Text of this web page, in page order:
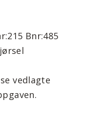
Bnr:485
vedlagte